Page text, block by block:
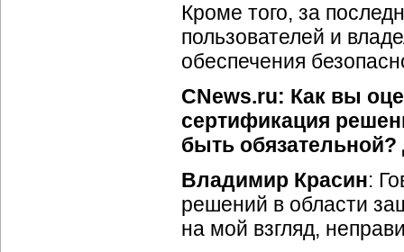
Кроме того, за
пользователей и
обеспечения
CNews.ru: Как вы
сертификация
быть
Владимир Красин:
решений в области
на мой взгляд,